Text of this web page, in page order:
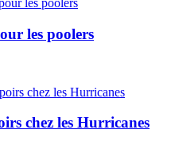
les poolers
chez les Hurricanes